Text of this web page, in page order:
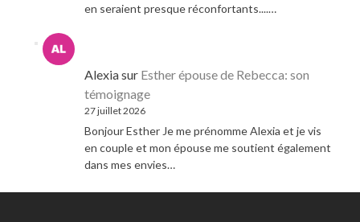
en seraient presque réconfortants....…
Alexiasur Esther épouse de Rebecca: son
témoignage
27 juillet 2026
Bonjour Esther Je me prénomme Alexia et je vis
en couple et mon épouse me soutient également
dans mes envies…